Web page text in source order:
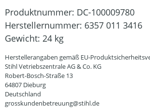
Produktnummer: DC-100009780
Herstellernummer: 6357 011 3416
Gewicht: 24 kg
Herstellerangaben gemäß EU-
Stihl Vetriebszentrale AG & Co. KG
Robert-Bosch-Straße 13
64807 Dieburg
Deutschland
grosskundenbetreuung@stihl.de